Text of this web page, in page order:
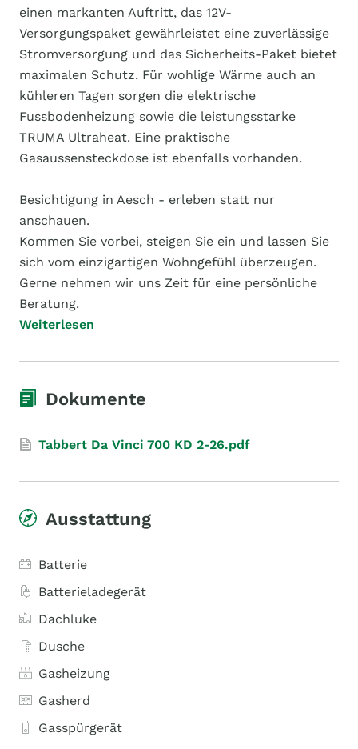
einen markanten Auftritt, das 12V-
Versorgungspaket gewährleistet eine zuverlässige
Stromversorgung und das Sicherheits-Paket bietet
maximalen Schutz. Für wohlige Wärme auch an
kühleren Tagen sorgen die elektrische
Fussbodenheizung sowie die leistungsstarke
TRUMA Ultraheat. Eine praktische
Gasaussensteckdose ist ebenfalls vorhanden.
Besichtigung in Aesch - erleben statt nur
anschauen.
Kommen Sie vorbei, steigen Sie ein und lassen Sie
sich vom einzigartigen Wohngefühl überzeugen.
Gerne nehmen wir uns Zeit für eine persönliche
Beratung.
Weiterlesen
Dokumente
Tabbert Da Vinci 700 KD 2-26.pdf
Ausstattung
Batterie
Batterieladegerät
Dachluke
Dusche
Gasheizung
Gasherd
Gasspürgerät